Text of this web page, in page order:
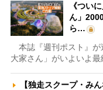
《つい
ん」
ら…
本誌『週刊ポスト』が
大家さん」がいよいよ
【独走スクープ・み